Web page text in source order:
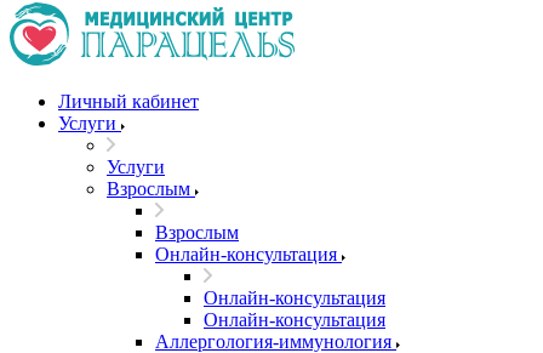
Личный кабинет
Услуги
Услуги
Взрослым
Взрослым
Онлайн-консультация
Онлайн-консультация
Онлайн-консультация
Аллергология-иммунология